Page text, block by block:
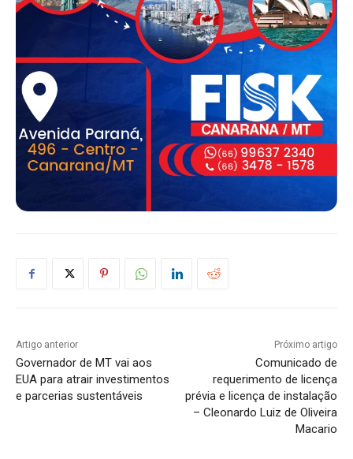
Artigo anterior
Governador de MT vai aos
EUA para atrair investimentos
e parcerias sustentáveis
Próximo artigo
Comunicado de
requerimento de licença
prévia e licença de instalação
– Cleonardo Luiz de Oliveira
Macario